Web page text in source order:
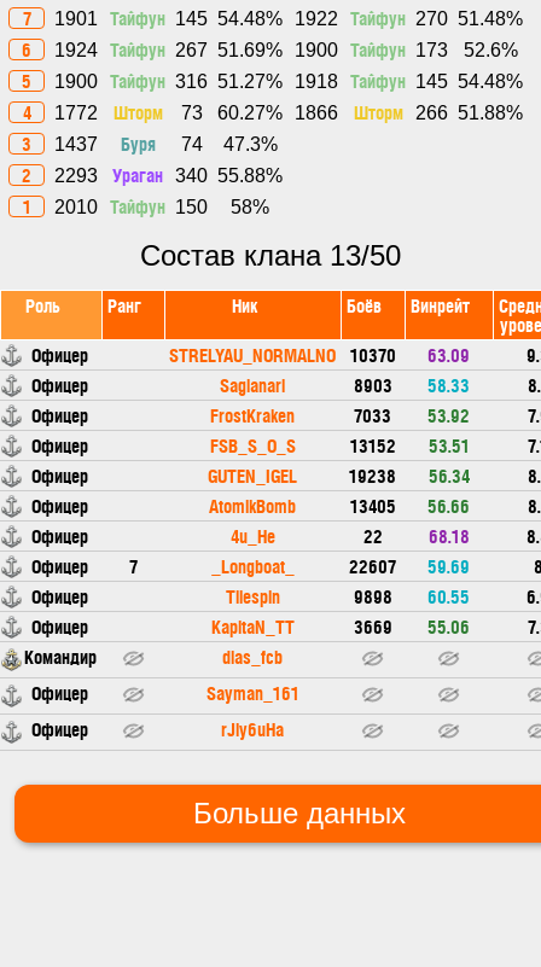
7 1901 Тайфун 145 54.48% 1922 Тайфун 270 51.48%
6 1924 Тайфун 267 51.69% 1900 Тайфун 173 52.6%
5 1900 Тайфун 316 51.27% 1918 Тайфун 145 54.48%
4 1772 Шторм 73 60.27% 1866 Шторм 266 51.88%
3 1437 Буря 74 47.3%
2 2293 Ураган 340 55.88%
1 2010 Тайфун 150 58%
Состав клана 13/50
Роль Ранг Ник Боёв Винрейт
Офицер
STRELYAU_NORMALNO 10370 63.09
Офицер
Saglanari 8903 58.33
Офицер
FrostKraken 7033 53.92
Офицер
FSB_S_O_S 13152 53.51
Офицер
GUTEN_IGEL 19238 56.34
Офицер
AtomikBomb 13405 56.66
Офицер
4u_He 22 68.18
Офицер
7 _Longboat_ 22607 59.69
Офицер
Tilespin 9898 60.55
Офицер
KapitaN_TT 3669 55.06
Командир
dias_fcb
Офицер
Sayman_161
Офицер
rJly6uHa
Больше данных